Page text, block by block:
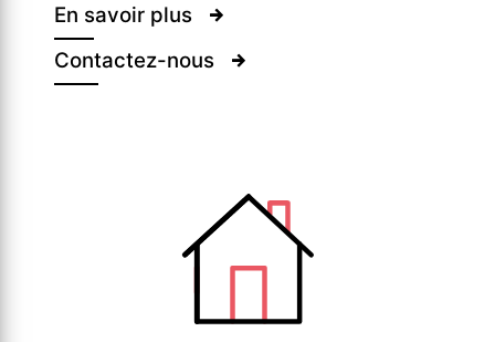
En savoir plus
Contactez-nous